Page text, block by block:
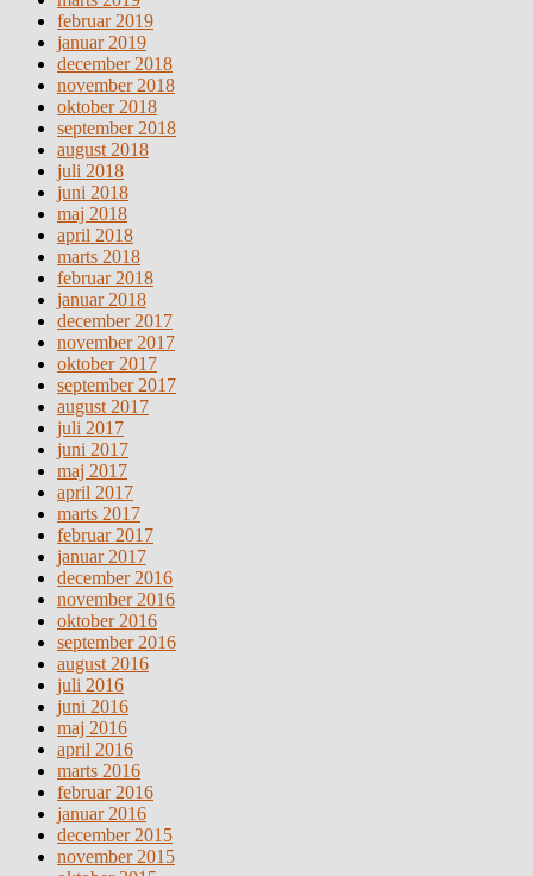
februar 2019
januar 2019
december 2018
november 2018
oktober 2018
september 2018
august 2018
juli 2018
juni 2018
maj 2018
april 2018
marts 2018
februar 2018
januar 2018
december 2017
november 2017
oktober 2017
september 2017
august 2017
juli 2017
juni 2017
maj 2017
april 2017
marts 2017
februar 2017
januar 2017
december 2016
november 2016
oktober 2016
september 2016
august 2016
juli 2016
juni 2016
maj 2016
april 2016
marts 2016
februar 2016
januar 2016
december 2015
november 2015